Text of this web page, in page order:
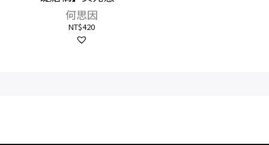
麼？：左右全球金融
的貨幣
何思因
NT$420